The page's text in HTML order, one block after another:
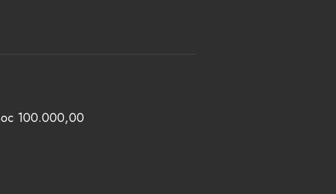
100.000,00